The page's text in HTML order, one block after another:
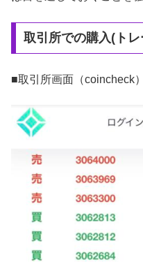
取引所での購入(トレ
■取引所画面（coincheck）